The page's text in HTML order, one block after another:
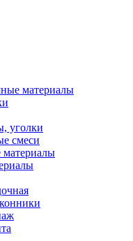
материалы
уголки
смеси
материалы